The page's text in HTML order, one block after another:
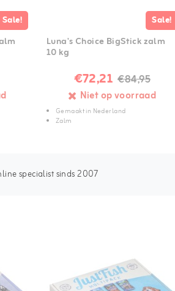
Sale! Sale!
Luna's Choice BigStick zalm
10 kg
€72,21 €84,95
Niet op voorraad
Gemaakt in Nederland
Zalm
specialist sinds 2007